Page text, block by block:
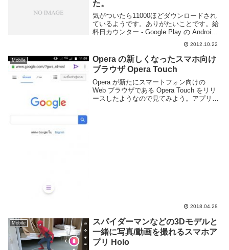
た。
気がついたら11000ほどダウンロードされ
ているようです。ありがたいことです。給
料日カウンター - Google Play の Android
アプリというわけで？給料日をカウントす
るのに年をまたいだカウントがデキナイと
かいう致命的なバグが...
2012.10.22
Mobile
Opera の新しくなったスマホ向け
ブラウザ Opera Touch
Opera が新たにスマートフォン向けの
Web ブラウザである Opera Touch をリリ
ースしたようなので見てみよう。アプリの
2018.04.28
Mobile
スパイダーマンなどの3Dモデルと
一緒に写真/動画を撮れるスマホア
プリ Holo